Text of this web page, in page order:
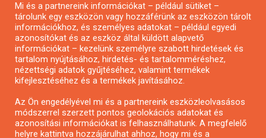
Pályázatírás civil szervezeteknek
Pályázatírás önkormányzatoknak
Pályázatfigyelés
Specifikus pályázatfigyelés vagy hírlevél
Pályázatok magánszemélyeknek
Mi és a partnereink információkat – például sütiket –
tárolunk egy eszközön vagy hozzáférünk az eszközön tárolt
információkhoz, és személyes adatokat – például egyedi
azonosítókat és az eszköz által küldött alapvető
információkat – kezelünk személyre szabott hirdetések és
tartalom nyújtásához, hirdetés- és tartalomméréshez,
nézettségi adatok gyűjtéséhez, valamint termékek
kifejlesztéséhez és a termékek javításához.
Az Ön engedélyével mi és a partnereink eszközleolvasásos
módszerrel szerzett pontos geolokációs adatokat és
azonosítási információkat is felhasználhatunk. A megfelelő
helyre kattintva hozzájárulhat ahhoz, hogy mi és a